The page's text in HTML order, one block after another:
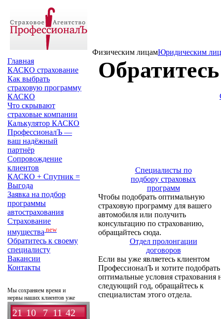
Физическим лицамЮридическим
Главная
КАСКО страхование
Как выбрать
страховую программу
КАСКО
Что скрывают
страховые компании
Калькулятор КАСКО
ПрофессионалЪ —
ваш надёжный
партнёр
Сопровождение
клиентов
КАСКО + Спутник =
Выгода
Заявка на подбор
программы
автострахования
Страхование
имущества new
Обратитесь к своему
специалисту
Вакансии
Контакты
Мы сохраняем время и
нервы наших клиентов уже
21 10 7 11 42
Специалисты по
подбору страховых
программ
Чтобы подобрать оптимальную
страховую программу для вашего
автомобиля или получить
консультацию по страхованию,
обращайтесь сюда.
Отдел пролонгации
договоров
Если вы уже являетесь клиентом
ПрофессионалЪ и хотите подобрать
оптимальные условия страхования
следующий год, обращайтесь к
специалистам этого отдела.